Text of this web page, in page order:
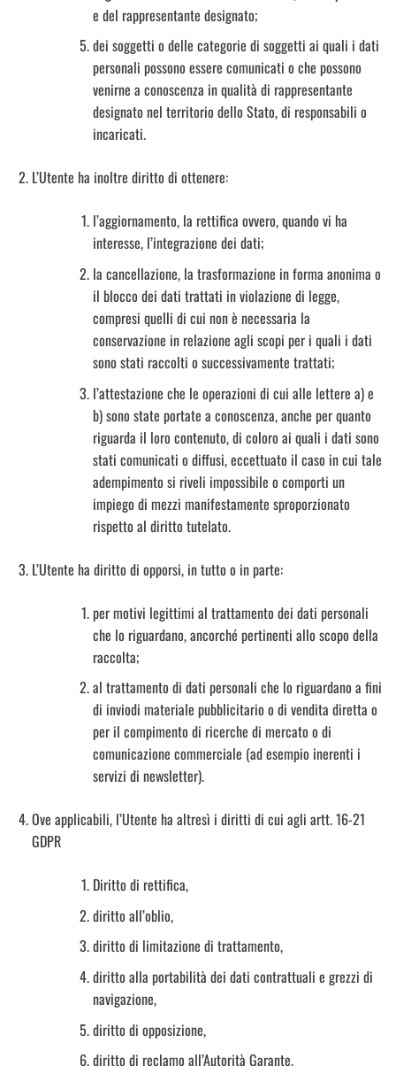
e del rappresentante designato;
dei soggetti o delle categorie di soggetti ai quali i dati
personali possono essere comunicati o che possono
venirne a conoscenza in qualità di rappresentante
designato nel territorio dello Stato, di responsabili o
incaricati.
L’Utente ha inoltre diritto di ottenere:
l’aggiornamento, la rettifica ovvero, quando vi ha
interesse, l’integrazione dei dati;
la cancellazione, la trasformazione in forma anonima o
il blocco dei dati trattati in violazione di legge,
compresi quelli di cui non è necessaria la
conservazione in relazione agli scopi per i quali i dati
sono stati raccolti o successivamente trattati;
l’attestazione che le operazioni di cui alle lettere a) e
b) sono state portate a conoscenza, anche per quanto
riguarda il loro contenuto, di coloro ai quali i dati sono
stati comunicati o diffusi, eccettuato il caso in cui tale
adempimento si riveli impossibile o comporti un
impiego di mezzi manifestamente sproporzionato
rispetto al diritto tutelato.
L’Utente ha diritto di opporsi, in tutto o in parte:
per motivi legittimi al trattamento dei dati personali
che lo riguardano, ancorché pertinenti allo scopo della
raccolta;
al trattamento di dati personali che lo riguardano a fini
di inviodi materiale pubblicitario o di vendita diretta o
per il compimento di ricerche di mercato o di
comunicazione commerciale (ad esempio inerenti i
servizi di newsletter).
Ove applicabili, l’Utente ha altresì i diritti di cui agli artt. 16-21
GDPR
Diritto di rettifica,
diritto all’oblio,
diritto di limitazione di trattamento,
diritto alla portabilità dei dati contrattuali e grezzi di
navigazione,
diritto di opposizione,
diritto di reclamo all’Autorità Garante.